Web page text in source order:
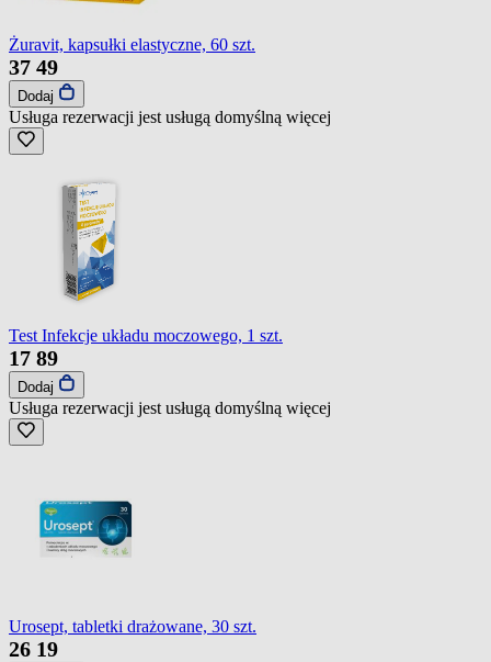
Żuravit, kapsułki elastyczne, 60 szt.
37 49
Dodaj
Usługa rezerwacji jest usługą domyślną więcej
Test Infekcje układu moczowego, 1 szt.
17 89
Dodaj
Usługa rezerwacji jest usługą domyślną więcej
Urosept, tabletki drażowane, 30 szt.
26 19